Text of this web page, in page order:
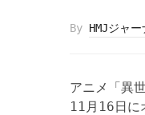
By HMJジャ
アニメ「異
11月16日